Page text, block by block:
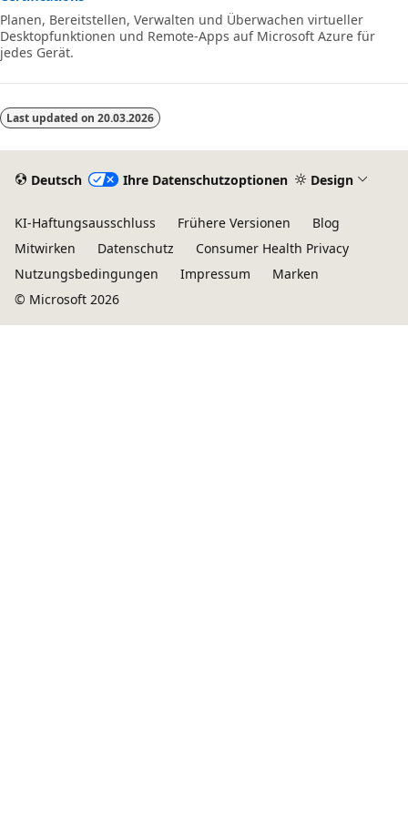
Planen, Bereitstellen, Verwalten und Überwachen virtueller
Desktopfunktionen und Remote-Apps auf Microsoft Azure für
jedes Gerät.
Last updated on 20.03.2026
Deutsch Ihre Datenschutzoptionen Design
KI-Haftungsausschluss Frühere Versionen
Blog
Mitwirken
Datenschutz
Consumer Health Privacy
Nutzungsbedingungen
Impressum
Marken
© Microsoft 2026